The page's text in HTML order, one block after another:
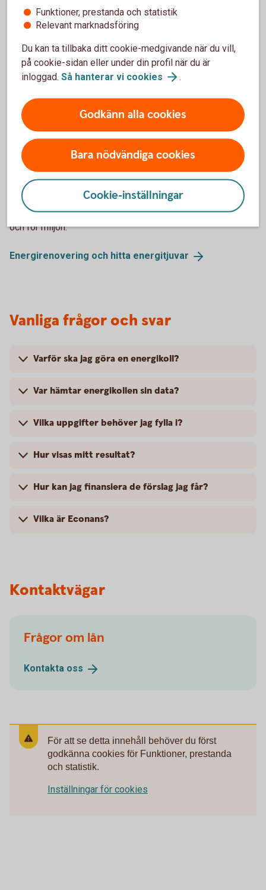
Sustainable housing
Hitta energitjuvar i hemmet
Ett sätt att sänka elförbrukningen är att energieffektivisera
sitt hus med en energirenovering. Ett annat att se över sitt
hem för att hitta små energitjuvar. Bra både för din plånbok
och för miljön.
Energirenovering och hitta energitjuvar
Vanliga frågor och svar
Varför ska jag göra en energikoll?
Var hämtar energikollen sin data?
Vilka uppgifter behöver jag fylla i?
Hur visas mitt resultat?
Hur kan jag finansiera de förslag jag får?
Vilka är Econans?
Kontaktvägar
Frågor om lån
Kontakta oss
För att se detta innehåll behöver du först
godkänna cookies för Funktioner, prestanda
och statistik.
Inställningar för cookies
Funktioner, prestanda och statistik
Relevant marknadsföring
Du kan ta tillbaka ditt cookie-medgivande när du vill,
på cookie-sidan eller under din profil när du är
inloggad. Så hanterar vi cookies .
Godkänn alla cookies
Bara nödvändiga cookies
Cookie-inställningar